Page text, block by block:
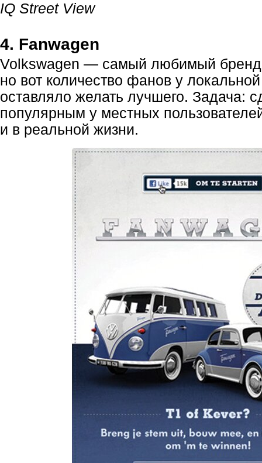
IQ Street View
4. Fanwagen
Volkswagen — самый любимый бренд
но вот количество фанов у
оставляло желать лучшего. Задача:
популярным у местных
и в реальной жизни.